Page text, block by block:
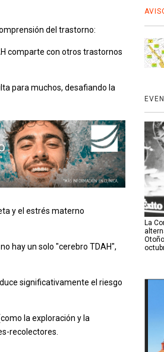
del trastorno:
comparte con otros trastornos
para muchos, desafiando la
y el estrés materno
hay un solo "cerebro TDAH",
significativamente el riesgo
la exploración y la
recolectores.
La